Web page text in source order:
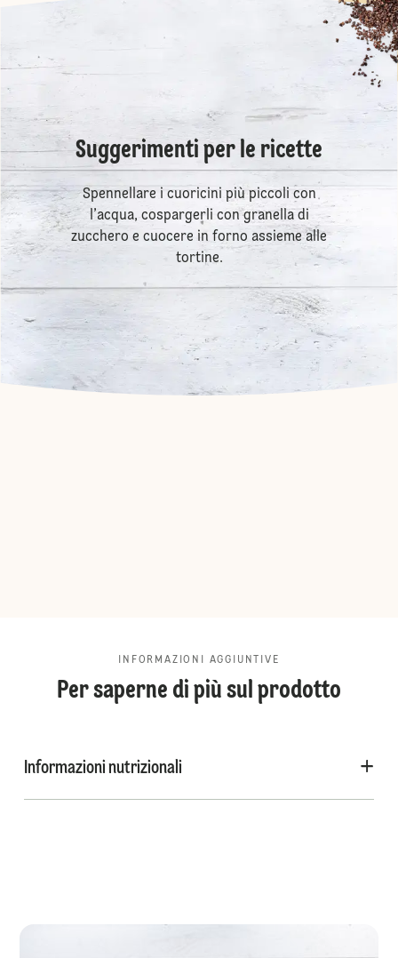
Suggerimenti per le ricette
Spennellare i cuoricini più piccoli con
l’acqua, cospargerli con granella di
zucchero e cuocere in forno assieme alle
tortine.
INFORMAZIONI AGGIUNTIVE
Per saperne di più sul prodotto
Informazioni nutrizionali